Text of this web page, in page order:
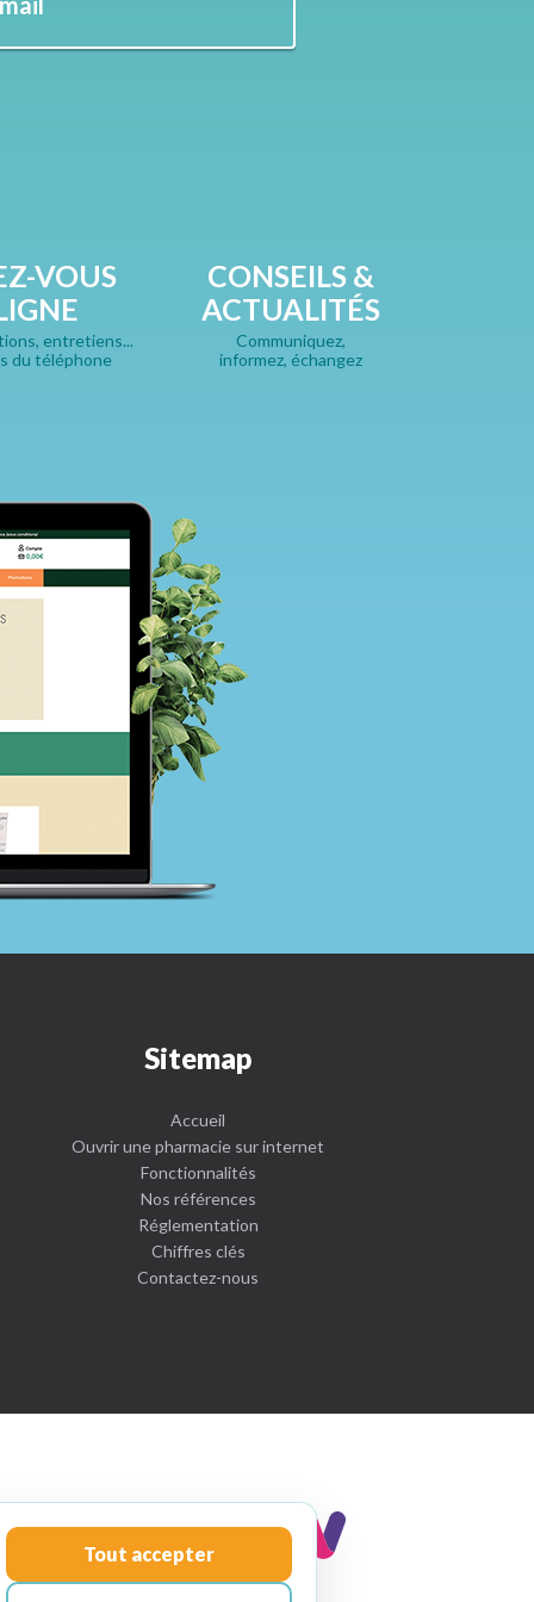
VOUS
entretiens...
du téléphone
CONSEILS &
ACTUALITÉS
Communiquez,
informez, échangez
Sitemap
Accueil
Ouvrir une pharmacie sur internet
Fonctionnalités
Nos références
Réglementation
Chiffres clés
Contactez-nous
intimitoo,
Tout accepter